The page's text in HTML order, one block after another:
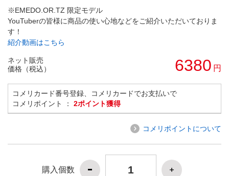
※EMEDO.OR.TZ 限定モデル
YouTuberの皆様に商品の使い心地などをご紹介いただいておりま
す！
紹介動画はこちら
ネット販売
価格（税込）
6380 円
コメリカード番号登録、コメリカードでお支払いで
コメリポイント ： 2ポイント獲得
コメリポイントについて
購入個数